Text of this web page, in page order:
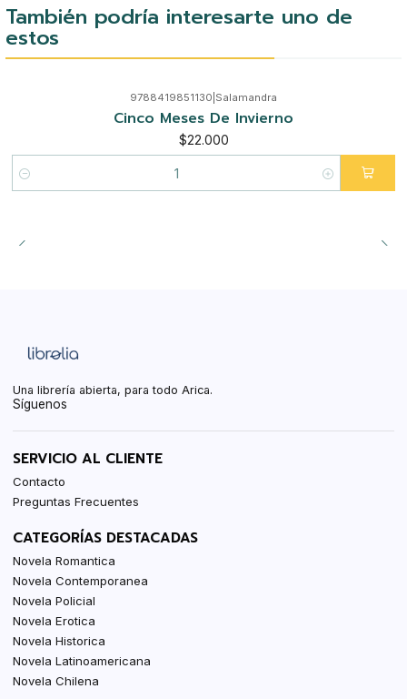
También podría interesarte uno de
estos
9788419851130 Salamandra
Cinco Meses De Invierno
$22.000
Cantidad
Una librería abierta, para todo Arica.
Síguenos
SERVICIO AL CLIENTE
Contacto
Preguntas Frecuentes
CATEGORÍAS DESTACADAS
Novela Romantica
Novela Contemporanea
Novela Policial
Novela Erotica
Novela Historica
Novela Latinoamericana
Novela Chilena